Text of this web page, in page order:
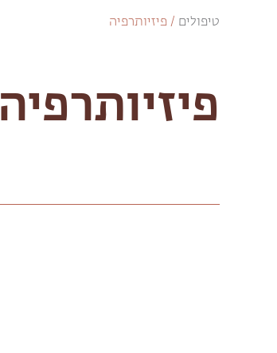
טיפולים / פיזיותרפיה
פיזיותרפיה